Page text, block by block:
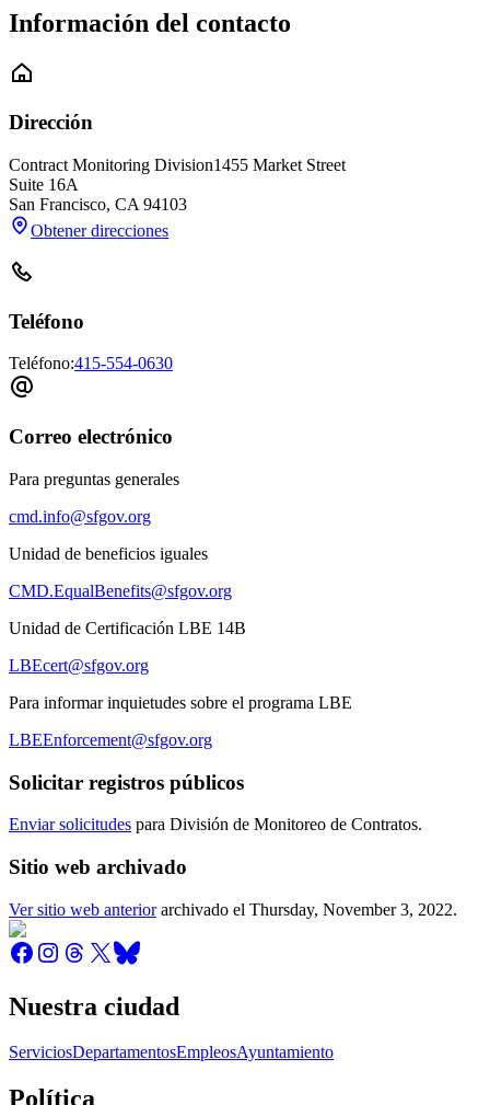
Información del contacto
Dirección
Contract Monitoring Division1455 Market Street
Suite 16A
San Francisco, CA 94103
Obtener direcciones
Teléfono
Teléfono:415-554-0630
Correo electrónico
Para preguntas generales
cmd.info@sfgov.org
Unidad de beneficios iguales
CMD.EqualBenefits@sfgov.org
Unidad de Certificación LBE 14B
LBEcert@sfgov.org
Para informar inquietudes sobre el programa LBE
LBEEnforcement@sfgov.org
Solicitar registros públicos
Enviar solicitudes para División de Monitoreo de Contratos.
Sitio web archivado
Ver sitio web anterior archivado el Thursday, November 3, 2022.
Nuestra ciudad
ServiciosDepartamentosEmpleosAyuntamiento
Política